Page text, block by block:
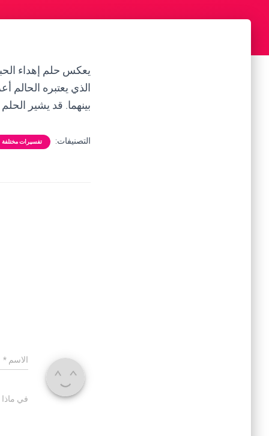
يعكس حلم إهداء
الذي يعتبره الحالم
بينهما. قد يشير
التصنيفات: تفسيرات مختلفة
الاسم *
في